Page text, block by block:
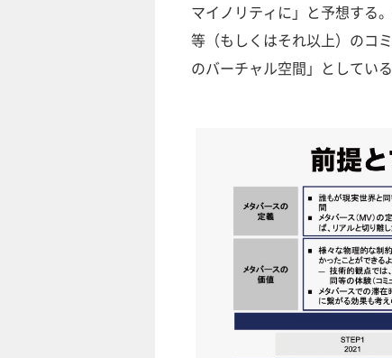
マイノリティに」と予想する
等（もしくはそれ以上）のコ
のバーチャル空間」としてい